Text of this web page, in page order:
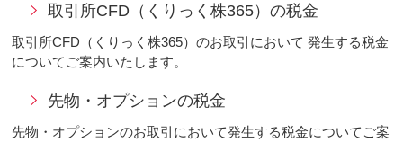
取引所CFD（くりっく株365）の税金
取引所CFD（くりっく株365）のお取引において 発生する税金
についてご案内いたします。
先物・オプションの税金
先物・オプションのお取引において発生する税金についてご案